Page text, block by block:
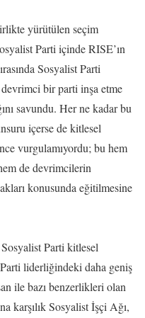
yürütülen seçim
Parti içinde RISE’ın
Sosyalist Parti
bir parti inşa etme
savundu. Her ne kadar bu
içerse de kitlesel
vurgulamıyordu; bu hem
de devrimcilerin
konusunda eğitilmesine
Parti kitlesel
liderliğindeki daha geniş
ile bazı benzerlikleri olan
karşılık Sosyalist İşçi Ağı,